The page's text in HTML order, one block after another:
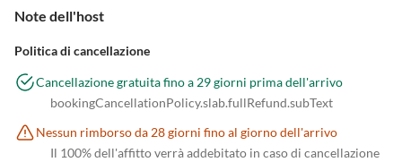
Note dell'host
Politica di cancellazione
Cancellazione gratuita fino a 29 giorni prima dell'arrivo
bookingCancellationPolicy.slab.fullRefund.subText
Nessun rimborso da 28 giorni fino al giorno dell'arrivo
Il 100% dell'affitto verrà addebitato in caso di cancellazione